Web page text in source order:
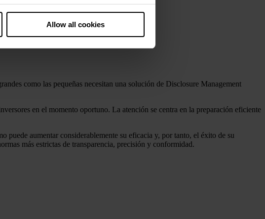
USA. The European Court of Justice
EU standards. There is a particular risk
Allow all cookies
como las pequeñas necesitan una solución de Disclosure Management
en el momento oportuno. La atención se centra en la preparación eficiente
puede aumentar considerablemente su eficacia y, por tanto, el éxito de su
más estrictas de transparencia, precisión y conformidad.